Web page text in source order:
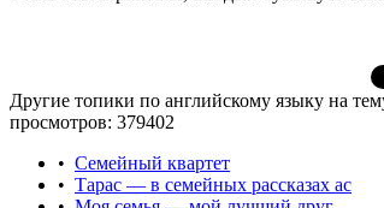
Другие топики по английскому языку на
просмотров: 379402
• Семейный квартет
• Тарас — в семейных рассказах ас